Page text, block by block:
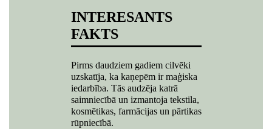
INTERESANTS
FAKTS
Pirms daudziem gadiem cilvēki
uzskatīja, ka kaņepēm ir maģiska
iedarbība. Tās audzēja katrā
saimniecībā un izmantoja tekstila,
kosmētikas, farmācijas un pārtikas
rūpniecībā.